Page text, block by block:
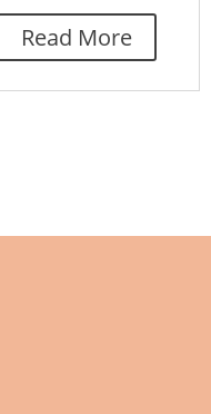
Read More